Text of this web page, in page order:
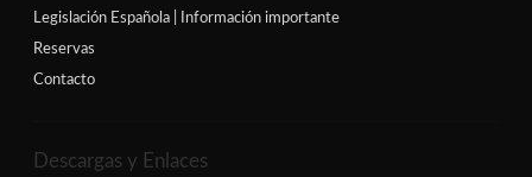
Legislación Española | Información importante
Reservas
Contacto
Descargas y Enlaces